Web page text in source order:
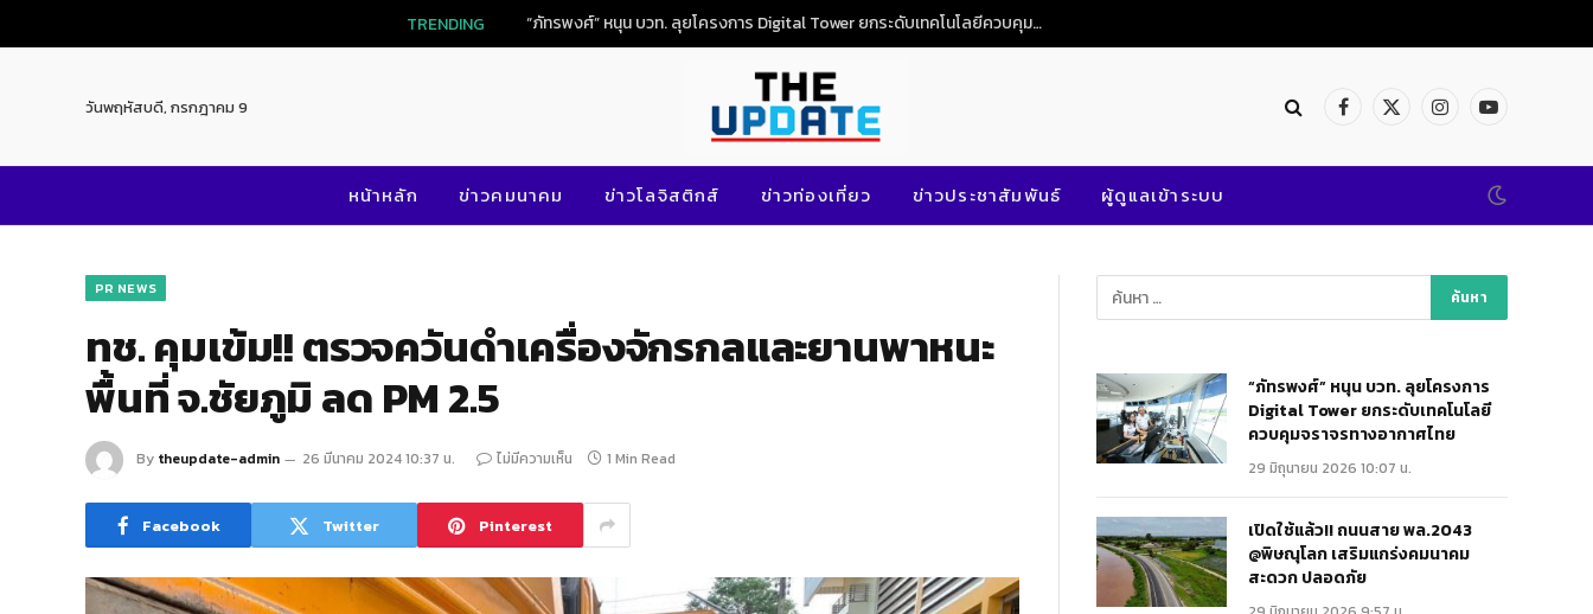
TRENDING
วันพฤหัสบดี, กรกฎาคม 9 Facebook
X
InstagramYouTube
หน้าหลัก ข่าวคมนาคม ข่าวโลจิสติกส์ ข่าวท่องเที่ยว ข่าวประชาสัมพันธ์ ผู้ดูแลเข้าระบบ
PR NEWS
ทช. คุมเข้ม!! ตรวจควันดำเครื่องจักรกลและยานพาหนะ
พื้นที่ จ.ชัยภูมิ ลด PM 2.5
By theupdate-admin 26 มีนาคม 2024 10:37 น. ไม่มีความเห็น 1 Min Read
Facebook Twitter Pinterest
“ภัทรพงศ์” หนุน บวท. ลุยโครงการ
Digital Tower ยกระดับเทคโนโลยี
ควบคุมจราจรทางอากาศไทย
29 มิถุนายน 2026 10:07 น.
เปิดใช้แล้ว!! ถนนสาย พล.2043
@พิษณุโลก เสริมแกร่งคมนาคม
สะดวก ปลอดภัย